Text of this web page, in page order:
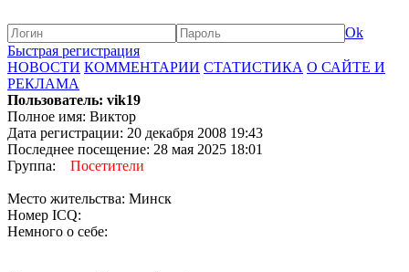
Ok
Быстрая регистрация
НОВОСТИ КОММЕНТАРИИ СТАТИСТИКА О САЙТЕ И
РЕКЛАМА
Пользователь: vik19
Полное имя: Виктор
Дата регистрации: 20 декабря 2008 19:43
Последнее посещение: 28 мая 2025 18:01
Группа: Посетители
Место жительства: Минск
Номер ICQ:
Немного о себе: